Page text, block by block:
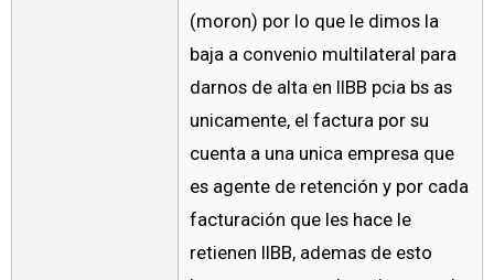
(moron) por lo que le dimos la
baja a convenio multilateral para
darnos de alta en IIBB pcia bs as
unicamente, el factura por su
cuenta a una unica empresa que
es agente de retención y por cada
facturación que les hace le
retienen IIBB, ademas de esto